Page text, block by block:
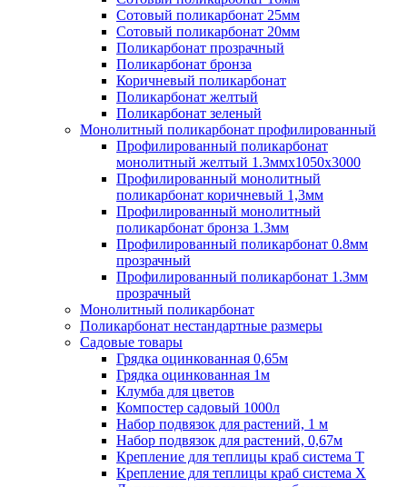
Сотовый поликарбонат 25мм
Сотовый поликарбонат 20мм
Поликарбонат прозрачный
Поликарбонат бронза
Коричневый поликарбонат
Поликарбонат желтый
Поликарбонат зеленый
Монолитный поликарбонат профилированный
Профилированный поликарбонат
монолитный желтый 1.3ммх1050х3000
Профилированный монолитный
поликарбонат коричневый 1,3мм
Профилированный монолитный
поликарбонат бронза 1.3мм
Профилированный поликарбонат 0.8мм
прозрачный
Профилированный поликарбонат 1.3мм
прозрачный
Монолитный поликарбонат
Поликарбонат нестандартные размеры
Садовые товары
Грядка оцинкованная 0,65м
Грядка оцинкованная 1м
Клумба для цветов
Компостер садовый 1000л
Набор подвязок для растений, 1 м
Набор подвязок для растений, 0,67м
Крепление для теплицы краб система Т
Крепление для теплицы краб система Х